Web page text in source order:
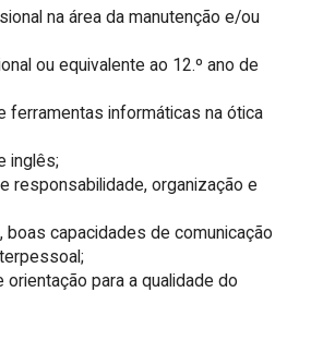
na área da manutenção e/ou
ou equivalente ao 12.º ano de
ferramentas informáticas na ótica
inglês;
responsabilidade, organização e
boas capacidades de comunicação
orientação para a qualidade do